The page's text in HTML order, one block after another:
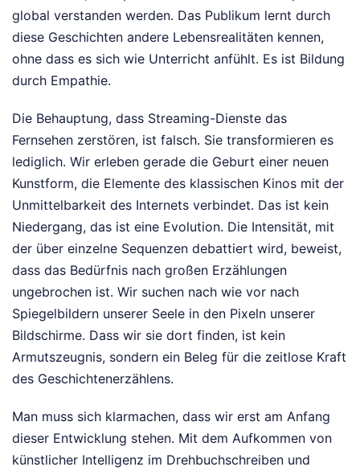
global verstanden werden. Das Publikum lernt durch
diese Geschichten andere Lebensrealitäten kennen,
ohne dass es sich wie Unterricht anfühlt. Es ist Bildung
durch Empathie.
Die Behauptung, dass Streaming-Dienste das
Fernsehen zerstören, ist falsch. Sie transformieren es
lediglich. Wir erleben gerade die Geburt einer neuen
Kunstform, die Elemente des klassischen Kinos mit der
Unmittelbarkeit des Internets verbindet. Das ist kein
Niedergang, das ist eine Evolution. Die Intensität, mit
der über einzelne Sequenzen debattiert wird, beweist,
dass das Bedürfnis nach großen Erzählungen
ungebrochen ist. Wir suchen nach wie vor nach
Spiegelbildern unserer Seele in den Pixeln unserer
Bildschirme. Dass wir sie dort finden, ist kein
Armutszeugnis, sondern ein Beleg für die zeitlose Kraft
des Geschichtenerzählens.
Man muss sich klarmachen, dass wir erst am Anfang
dieser Entwicklung stehen. Mit dem Aufkommen von
künstlicher Intelligenz im Drehbuchschreiben und